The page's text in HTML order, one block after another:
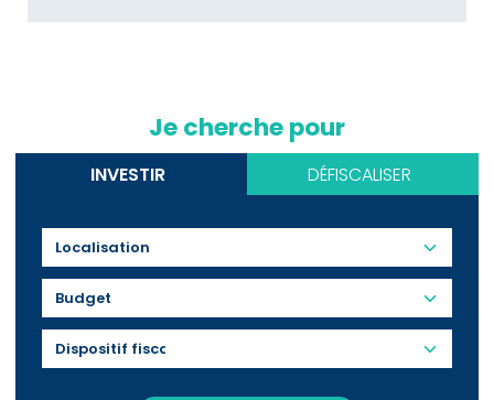
Je cherche pour
INVESTIR DÉFISCALISER
Budget